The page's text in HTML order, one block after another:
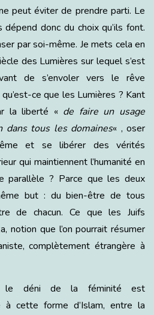
peut éviter de prendre parti. Le
donc du choix qu’ils font.
par soi-même. Je mets cela en
des Lumières sur lequel s’est
de s’envoler vers le rêve
ce que les Lumières ? Kant
la liberté « de faire un usage
dans tous les domaines« , oser
et se libérer des vérités
qui maintiennent l’humanité en
parallèle ? Parce que les deux
but : du bien-être de tous
de chacun. Ce que les Juifs
notion que l’on pourrait résumer
complètement étrangère à
le déni de la féminité est
à cette forme d’Islam, entre la